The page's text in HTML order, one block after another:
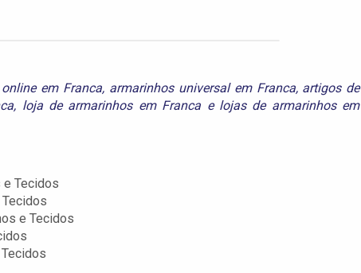
em Franca, armarinhos universal em Franca, artigos de
, loja de armarinhos em Franca e lojas de armarinhos em
e Tecidos
e Tecidos